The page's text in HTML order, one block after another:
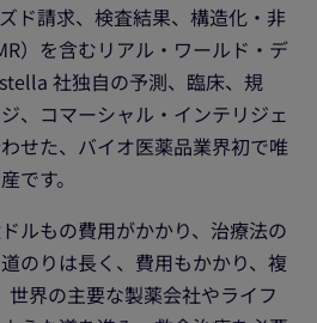
ド請求、検査結果、構造化・非
）を含むリアル・ワールド・デ
社独自の予測、臨床、規
、コマーシャル・インテリジェ
せた、バイオ医薬品業界初で唯
です。
ルもの費用がかかり、治療法の
のりは長く、費用もかかり、複
界の主要な製薬会社やライフ